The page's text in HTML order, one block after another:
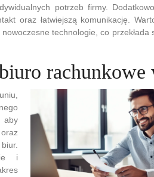
potrzeb firmy.
oraz łatwiejszą komunikację.
technologie, co przekłada
aby
i